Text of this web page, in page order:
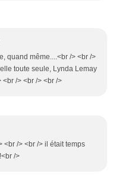
quand même....<br /> <br />
toute seule, Lynda Lemay
/> <br /> <br />
<br /> <br /> il était temps
/>